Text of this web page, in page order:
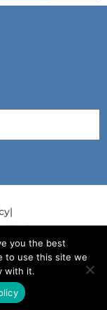
|
Plan|
T
i
you the best
to use this site we
with it.